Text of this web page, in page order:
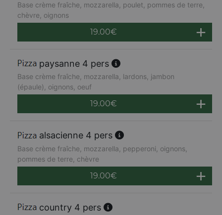
Base crème fraîche, mozzarella, poulet, pommes de terre,
chèvre, oignons
19.00€
paysanne 4 pers
Base crème fraîche, mozzarella, lardons, jambon
(épaule), oignons, oeuf
19.00€
alsacienne 4 pers
Base crème fraîche, mozzarella, pepperoni, oignons,
pommes de terre, chèvre
19.00€
country 4 pers